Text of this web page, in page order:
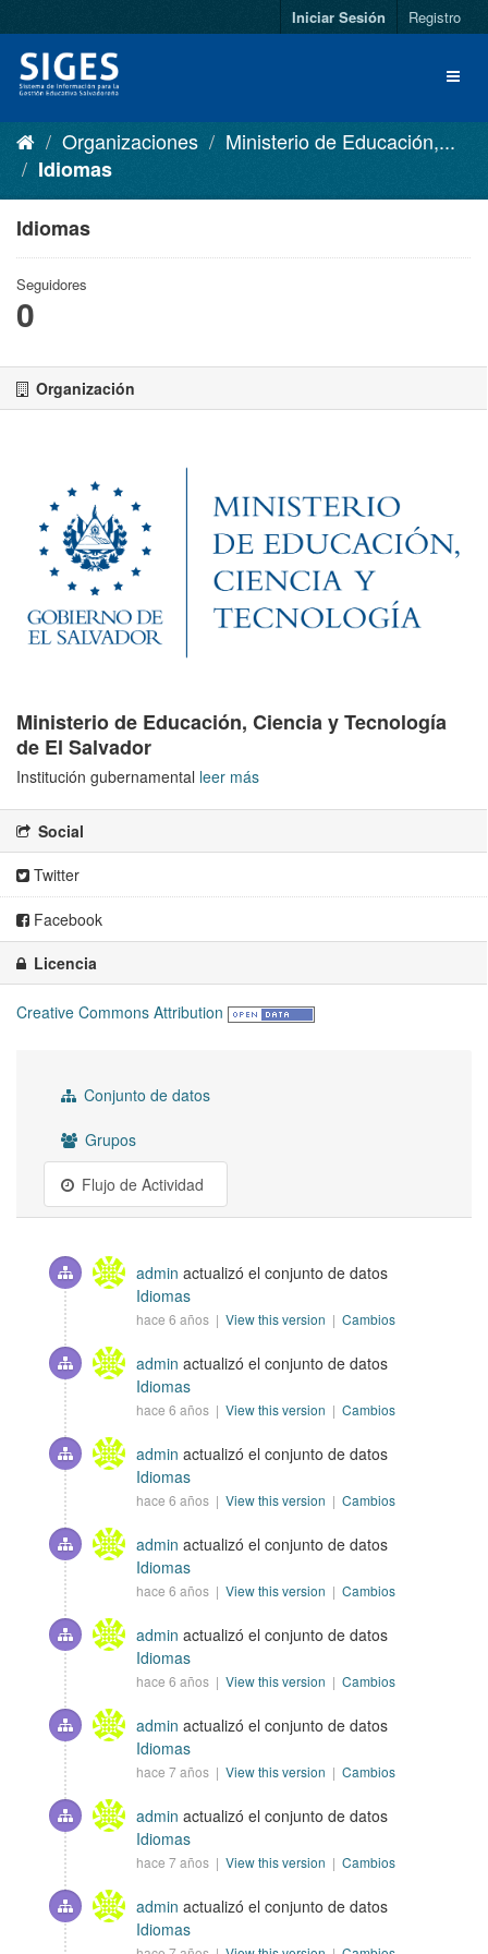
Iniciar Sesión Registro
Organizaciones
Ministerio de Educación,...
Idiomas
Idiomas
Seguidores
0
Organización
Ministerio de Educación, Ciencia y Tecnología
de El Salvador
Institución gubernamental leer más
Social
Twitter
Facebook
Licencia
Creative Commons Attribution
Conjunto de datos
Grupos
Flujo de Actividad
admin actualizó el conjunto de datos
Idiomas
hace 6 años | View this version | Cambios
admin actualizó el conjunto de datos
Idiomas
hace 6 años | View this version | Cambios
admin actualizó el conjunto de datos
Idiomas
hace 6 años | View this version | Cambios
admin actualizó el conjunto de datos
Idiomas
hace 6 años | View this version | Cambios
admin actualizó el conjunto de datos
Idiomas
hace 6 años | View this version | Cambios
admin actualizó el conjunto de datos
Idiomas
hace 7 años | View this version | Cambios
admin actualizó el conjunto de datos
Idiomas
hace 7 años | View this version | Cambios
admin actualizó el conjunto de datos
Idiomas